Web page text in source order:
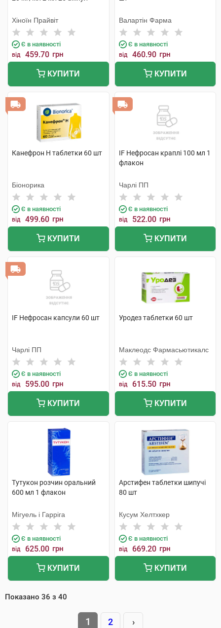
Хіноїн Прайвіт
Є в наявності
від 459.70 грн
КУПИТИ
Валартін Фарма
Є в наявності
від 460.90 грн
КУПИТИ
Канефрон H таблетки 60 шт
Біонорика
Є в наявності
від 499.60 грн
КУПИТИ
IF Нефросан краплі 100 мл 1
флакон
Чарлі ПП
Є в наявності
від 522.00 грн
КУПИТИ
IF Нефросан капсули 60 шт
Чарлі ПП
Є в наявності
від 595.00 грн
КУПИТИ
Уродез таблетки 60 шт
Маклеодс Фармасьютикалс
Є в наявності
від 615.50 грн
КУПИТИ
Тутукон розчин оральний
600 мл 1 флакон
Мігуель і Гарріга
Є в наявності
від 625.00 грн
КУПИТИ
Арстифен таблетки шипучі
80 шт
Кусум Хелтхкер
Є в наявності
від 669.20 грн
КУПИТИ
Показано 36 з 40
1 2 ›